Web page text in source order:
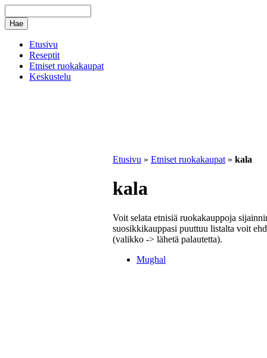
Etusivu
Reseptit
Etniset ruokakaupat
Keskustelu
Etusivu » Etniset ruokakaupat » kala
kala
Voit selata etnisiä ruokakauppoja
suosikkikauppasi puuttuu listalta voit
(valikko -> lähetä palautetta).
Mughal